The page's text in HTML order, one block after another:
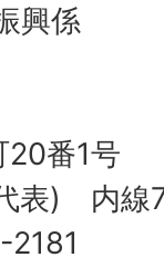
興係
20番1号
表) 内線